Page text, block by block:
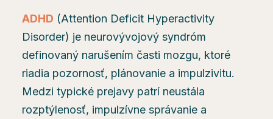
ADHD (Attention Deficit Hyperactivity
Disorder) je neurovývojový syndróm
definovaný narušením časti mozgu, ktoré
riadia pozornosť, plánovanie a impulzivitu.
Medzi typické prejavy patrí neustála
rozptýlenosť, impulzívne správanie a